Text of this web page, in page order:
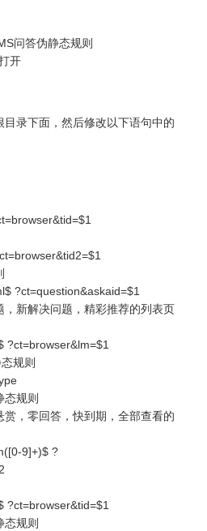
问答伪静态规则
开
录下面，然后修改以下语句中的
?ct=question&askaid=$1
新解决问题，精彩推荐的列表页
?ct=browser&lm=$1
规则
态规则
，零回答，快到期，全部查看的
9]+)$ ?
?ct=browser&tid=$1
态规则